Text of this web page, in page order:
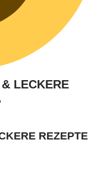
LECKERE
REZEPTE